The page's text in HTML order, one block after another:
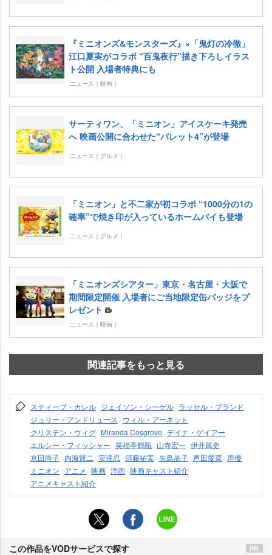
『ミニオンズ&モンスターズ』×「鬼灯の冷徹」
江口夏実がコラボ “百鬼夜行”描き下ろしイラス
ト公開 入場者特典にも
ニュース｜映画｜
サーティワン、「ミニオン」アイスケーキ発売
へ 映画公開に合わせた“パレット4”が登場
ニュース｜グルメ｜
「ミニオン」と不二家が初コラボ “1000分の1の
確率”で焼き印が入っているホームパイも登場
ニュース｜グルメ｜
「ミニオンズシアター」東京・名古屋・大阪で
期間限定開催 入場者にご当地限定缶バッジをプ
レゼント
ニュース｜映画｜
関連記事をもっと見る
スティーブ・カレル ジェイソン・シーゲル ラッセル・ブランド
ジュリー・アンドリュース
ウィル・アーネット
クリステン・ウィグ Miranda Cosgrove デイナ・ゲイアー
エルシー・フィッシャー 笑福亭鶴瓶 山寺宏一 伊井篤史
京田尚子 内海賢二 安達忍 須藤祐実 矢島晶子 芦田愛菜 声優
ミニオン アニメ 映画 洋画 映画キャスト紹介
アニメキャスト紹介
この作品をVODサービスで探す